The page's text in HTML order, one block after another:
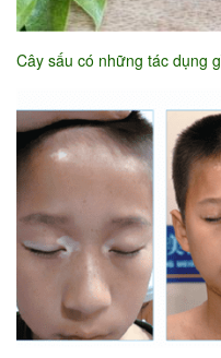
Cây sấu có những tác dụng